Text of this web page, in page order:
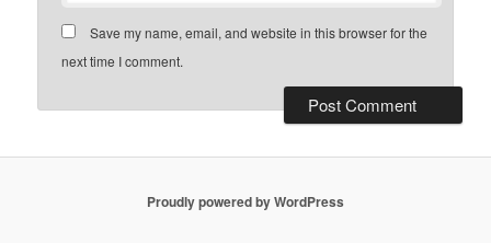
Save my name, email, and website in this browser for the
next time I comment.
Proudly powered by WordPress